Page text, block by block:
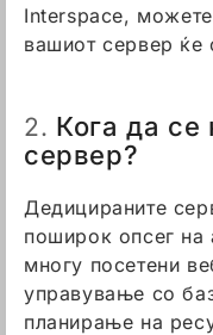
Interspace,
вашиот сервер ќе
2. Кога да се
сервер?
Дедицираните
поширок опсег на
многу посетени
управување со
планирање на